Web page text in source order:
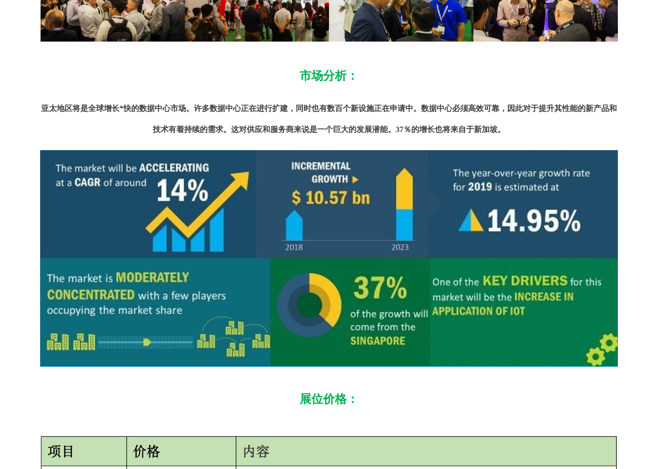
市场分析：
亚太地区将是全球增长*快的数据中心市场。许多数据中心正在进行扩建，同时也有数百个新设施正在申请中。数据中心必须高效可靠，因此对于提升其性能的新产品和
技术有着持续的需求。这对供应和服务商来说是一个巨大的发展潜能。37％的增长也将来自于新加坡。
展位价格：